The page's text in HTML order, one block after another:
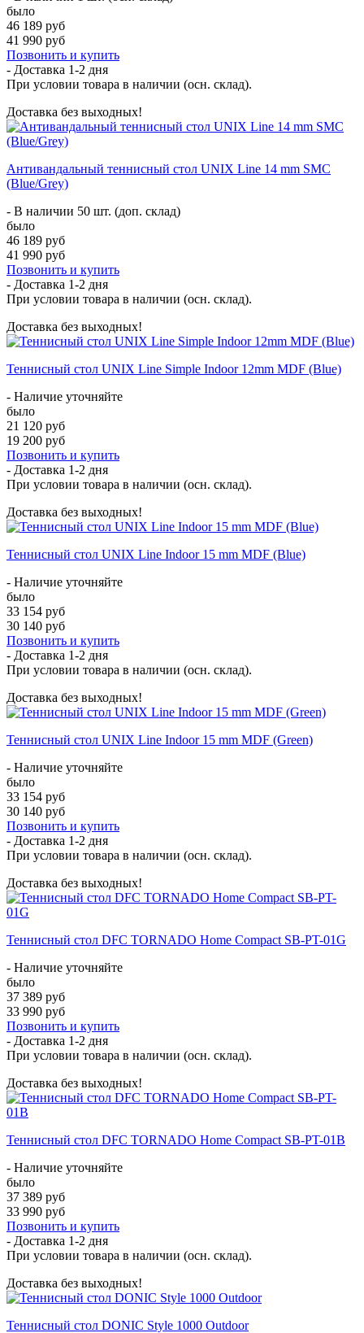
было
46 189 руб
41 990 руб
Позвонить и купить
- Доставка 1-2 дня
При условии товара в наличии (осн. склад).
Доставка без выходных!
Антивандальный теннисный стол UNIX Line 14 mm SMC
(Blue/Grey)
- В наличии 50 шт. (доп. склад)
было
46 189 руб
41 990 руб
Позвонить и купить
- Доставка 1-2 дня
При условии товара в наличии (осн. склад).
Доставка без выходных!
Теннисный стол UNIX Line Simple Indoor 12mm MDF (Blue)
- Наличие уточняйте
было
21 120 руб
19 200 руб
Позвонить и купить
- Доставка 1-2 дня
При условии товара в наличии (осн. склад).
Доставка без выходных!
Теннисный стол UNIX Line Indoor 15 mm MDF (Blue)
- Наличие уточняйте
было
33 154 руб
30 140 руб
Позвонить и купить
- Доставка 1-2 дня
При условии товара в наличии (осн. склад).
Доставка без выходных!
Теннисный стол UNIX Line Indoor 15 mm MDF (Green)
- Наличие уточняйте
было
33 154 руб
30 140 руб
Позвонить и купить
- Доставка 1-2 дня
При условии товара в наличии (осн. склад).
Доставка без выходных!
Теннисный стол DFC TORNADO Home Compact SB-PT-01G
- Наличие уточняйте
было
37 389 руб
33 990 руб
Позвонить и купить
- Доставка 1-2 дня
При условии товара в наличии (осн. склад).
Доставка без выходных!
Теннисный стол DFC TORNADO Home Compact SB-PT-01B
- Наличие уточняйте
было
37 389 руб
33 990 руб
Позвонить и купить
- Доставка 1-2 дня
При условии товара в наличии (осн. склад).
Доставка без выходных!
Теннисный стол DONIC Style 1000 Outdoor